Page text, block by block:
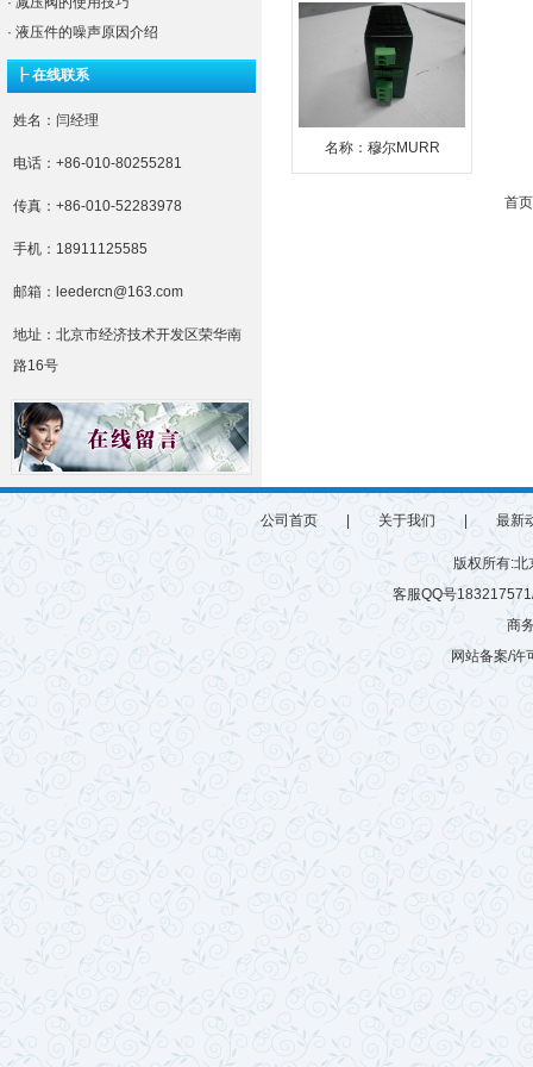
· 液压件的噪声原因介绍
┠ 在线联系
姓名：闫经理
电话：+86-010-80255281
传真：+86-010-52283978
手机：18911125585
邮箱：leedercn@163.com
地址：北京市经济技术开发区荣华南
路16号
名称：穆尔MURR
首
公司首页| 关于我们 | 最新
版权所有:
客服QQ号
商
网站备案/许
微硅粉 雷蒙磨 有机肥生产设备 游乐设施 有机肥生产线 建筑垃圾粉碎机 球磨机厂家
混砂浆搅拌站
玻化微珠搅拌机 树枝粉碎机 秸秆揉丝机 半湿物料粉碎机
腻子粉搅拌
鸡粪烘干机 木材粉碎